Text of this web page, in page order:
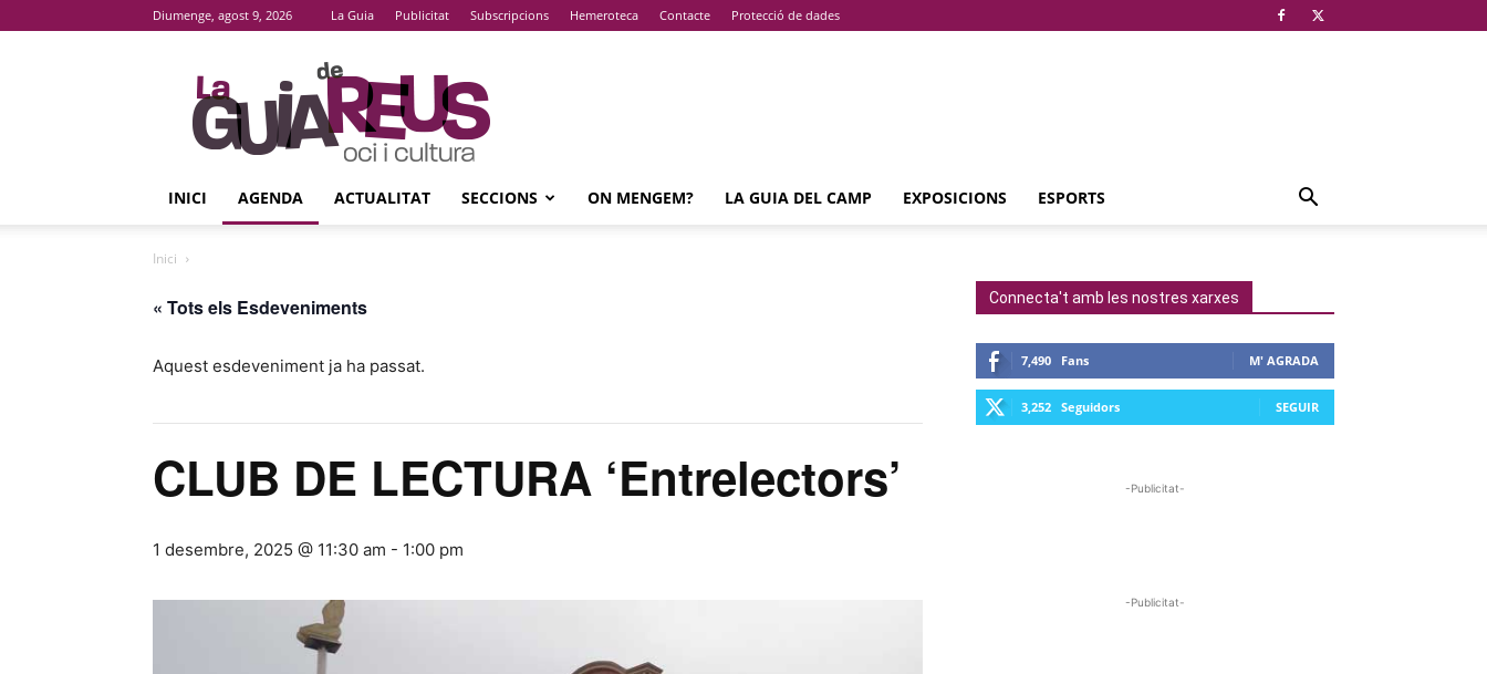
Diumenge, agost 9, 2026 La Guia Publicitat Subscripcions Hemeroteca Contacte Protecció de dades
La
Guia
De
Reus
INICI AGENDA ACTUALITAT SECCIONS ON MENGEM? LA GUIA DEL CAMP EXPOSICIONS ESPORTS
Inici
« Tots els Esdeveniments
Aquest esdeveniment ja ha passat.
CLUB DE LECTURA ‘Entrelectors’
1 desembre, 2025 @ 11:30 am - 1:00 pm
Connecta't amb les nostres xarxes
7,490 Fans M' AGRADA
3,252 Seguidors SEGUIR
-Publicitat-
-Publicitat-